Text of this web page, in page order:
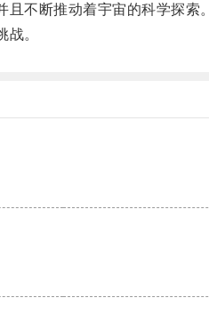
不断推动着宇宙的科学探索。
。